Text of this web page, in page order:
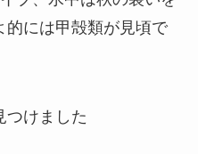
的には甲殻類が見頃で
つけました